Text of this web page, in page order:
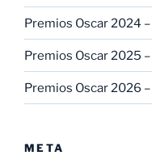
Premios Oscar 2024
Premios Oscar 2025
Premios Oscar 2026
META